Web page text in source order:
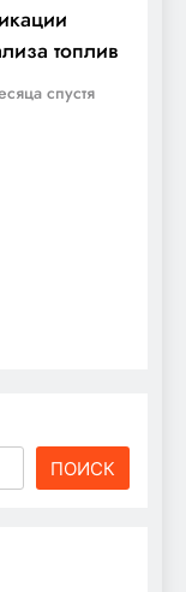
топлив
спустя
ПОИСК